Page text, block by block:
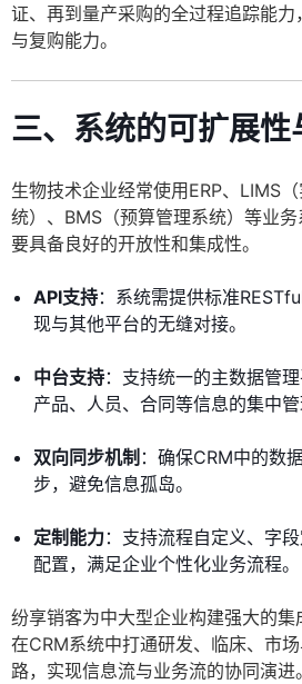
证、再到量产采购的全过程追踪能
与复购能力。
三、系统的可扩展性
生物技术企业经常使用ERP、LIMS
统）、BMS（预算管理系统）等业
要具备良好的开放性和集成性。
API支持：系统需提供标准
现与其他平台的无缝对接。
中台支持：支持统一的主数据管
产品、人员、合同等信息的集中管
双向同步机制 ：确保CRM中的数
步，避免信息孤岛。
定制能力：支持流程自定义、字
配置，满足企业个性化业务流程。
纷享销客为中大型企业构建强大的
在CRM系统中打通研发、临床、市
路，实现信息流与业务流的协同演进。